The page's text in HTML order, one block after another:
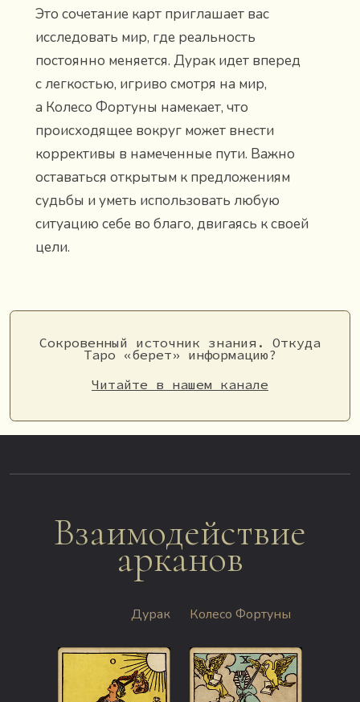
Это сочетание карт приглашает вас
исследовать мир, где реальность
постоянно меняется. Дурак идет вперед
с легкостью, игриво смотря на мир,
а Колесо Фортуны намекает, что
происходящее вокруг может внести
коррективы в намеченные пути. Важно
оставаться открытым к предложениям
судьбы и уметь использовать любую
ситуацию себе во благо, двигаясь к своей
цели.
Сокровенный источник знания. Откуда
Таро «берет» информацию?
Читайте в нашем канале
Взаимодействие
арканов
Дурак Колесо Фортуны